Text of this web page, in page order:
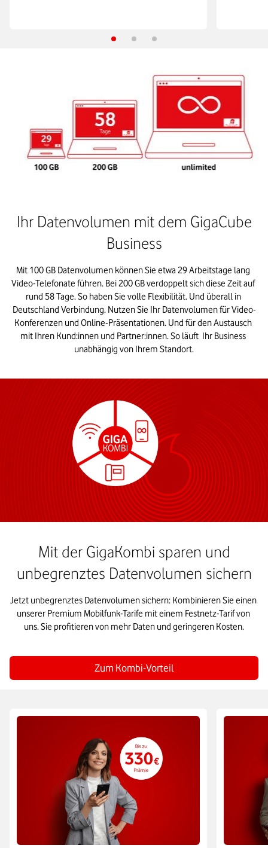
Ihr Datenvolumen mit dem GigaCube
Business
Mit 100 GB Datenvolumen können Sie etwa 29 Arbeitstage lang
Video-Telefonate führen. Bei 200 GB verdoppelt sich diese Zeit auf
rund 58 Tage. So haben Sie volle Flexibilität. Und überall in
Deutschland Verbindung. Nutzen Sie Ihr Datenvolumen für Video-
Konferenzen und Online-Präsentationen. Und für den Austausch
mit Ihren Kund:innen und Partner:innen. So läuft  Ihr Business
unabhängig von Ihrem Standort.
Mit der GigaKombi sparen und
unbegrenztes Datenvolumen sichern
Jetzt unbegrenztes Datenvolumen sichern: Kombinieren Sie einen
unserer Premium Mobilfunk-Tarife mit einem Festnetz-Tarif von
uns. Sie profitieren von mehr Daten und geringeren Kosten.
Zum Kombi-Vorteil